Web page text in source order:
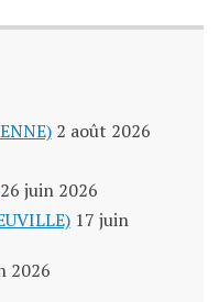
2 août 2026
26 juin 2026
17 juin
2026